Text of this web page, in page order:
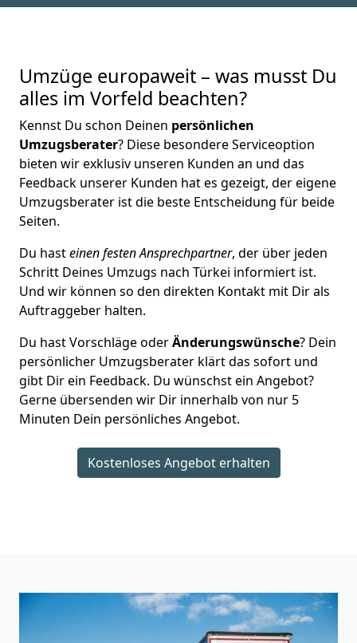
Umzüge europaweit – was musst Du
alles im Vorfeld beachten?
Kennst Du schon Deinen persönlichen
Umzugsberater? Diese besondere Serviceoption
bieten wir exklusiv unseren Kunden an und das
Feedback unserer Kunden hat es gezeigt, der eigene
Umzugsberater ist die beste Entscheidung für beide
Seiten.
Du hasteinen festen Ansprechpartner, der über jeden
Schritt Deines Umzugs nach Türkei informiert ist.
Und wir können so den direkten Kontakt mit Dir als
Auftraggeber halten.
Du hast Vorschläge oderÄnderungswünsche? Dein
persönlicher Umzugsberater klärt das sofort und
gibt Dir ein Feedback. Du wünschst ein Angebot?
Gerne übersenden wir Dir innerhalb von nur 5
Minuten Dein persönliches Angebot.
Kostenloses Angebot erhalten